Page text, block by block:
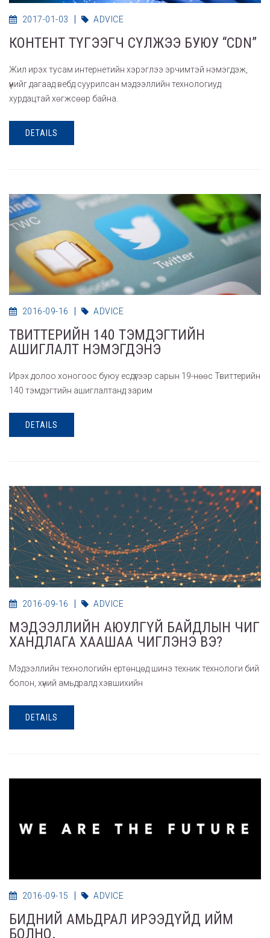
2017-01-03 ADVICE
КОНТЕНТ ТҮГЭЭГЧ СҮЛЖЭЭ БУЮУ “CDN”
Жил ирэх тусам интернетийн хэрэглээ эрчимтэй нэмэгдэж,
үүнийг дагаад вебд суурилсан мэдээллийн технологиуд
хурдацтай хөгжсөөр байна.
DETAILS
2016-09-16 ADVICE
ТВИТТЕРИЙН 140 ТЭМДЭГТИЙН
АШИГЛАЛТ НЭМЭГДЭНЭ
Ирэх долоо хоногоос буюу есдүгээр сарын 19-нөөс Твиттерийн
140 тэмдэгтийн ашиглалтанд зарим
DETAILS
2016-09-16 ADVICE
МЭДЭЭЛЛИЙН АЮУЛГҮЙ БАЙДЛЫН ЧИГ
ХАНДЛАГА ХААШАА ЧИГЛЭНЭ ВЭ?
Мэдээллийн технологийн ертөнцөд шинэ техник технологи бий
болон, хүний амьдралд хэвшихийн
DETAILS
2016-09-15 ADVICE
БИДНИЙ АМЬДРАЛ ИРЭЭДҮЙД ИЙМ
БОЛНО.